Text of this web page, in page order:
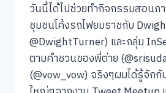
วันนี้ได้ไปช่วยทำกิจกรรมสอนภ
ชุมชนโค้งรถไฟยมราชกับ
@DwightTurner) และกลุ่ม
ตามคำชวนของพี่ต่าย
(@vow_vow) จริงๆผมได้รู้จัก